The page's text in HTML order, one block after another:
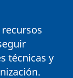
técnicas y